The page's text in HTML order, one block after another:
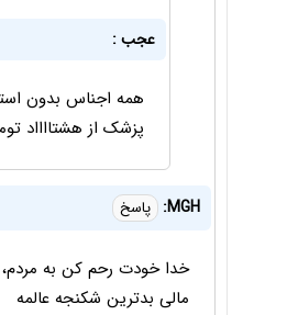
عجب :
پزشک از هشتااااد
MGH: پاسخ
خدا خودت رحم کن به
مالی بدترین شکنجه عالمه